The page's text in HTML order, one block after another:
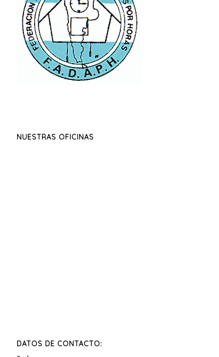
NUESTRAS OFICINAS
DATOS DE CONTACTO: